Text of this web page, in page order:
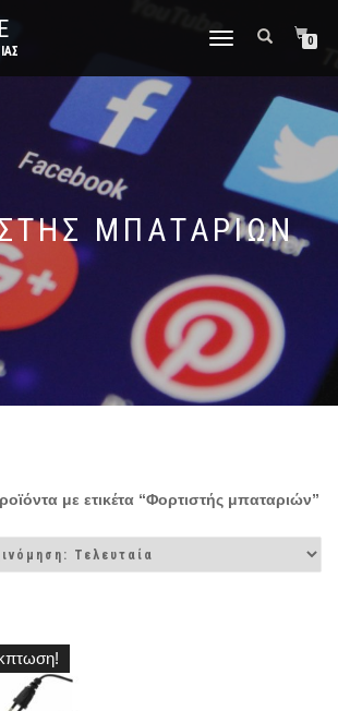
ΕΝΑΛΛΑΓΉ
0
ΜΠΑΤΑΡΙΏΝ
με ετικέτα “Φορτιστής μπαταριών”